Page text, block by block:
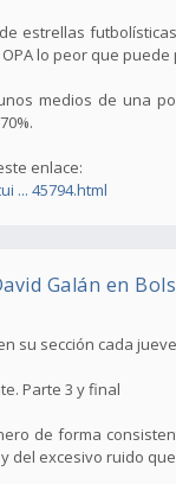
estrellas
lo peor que
medios de una
enlace:
... 45794.html
Galán en
su sección cada
Parte 3 y final
de forma
del excesivo ruido